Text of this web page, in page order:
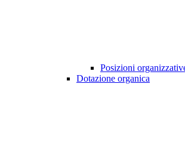
Posizioni
Dotazione organica